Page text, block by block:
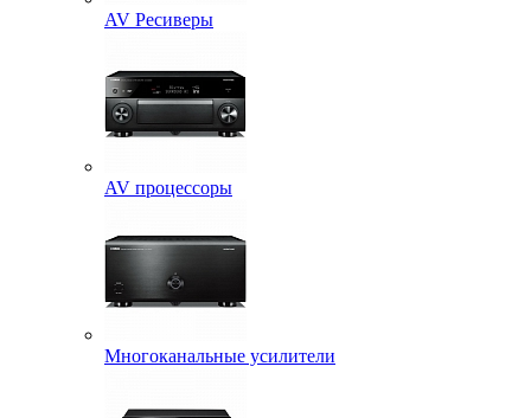
AV Ресиверы
AV процессоры
Многоканальные усилители